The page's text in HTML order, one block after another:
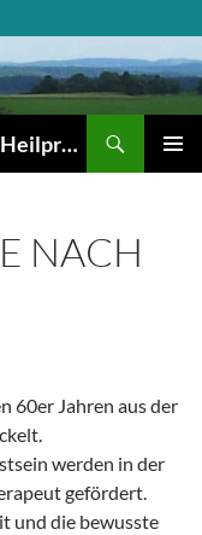
Praxis für Psychotherapie (gemäß Heilpraktikergesetz)- Dr. hum.biol. Michael Petery & Kathrin Hörner-Petery
NACH
60er Jahren aus der
werden in der
gefördert.
und die bewusste